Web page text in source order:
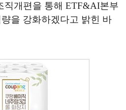
직개편을 통해 ETF&AI본부
을 강화하겠다고 밝힌 바